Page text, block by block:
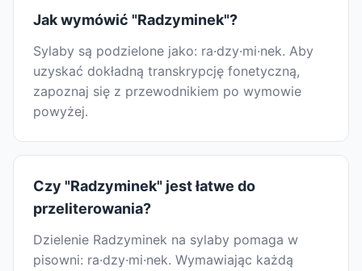
Jak wymówić "Radzyminek"?
Sylaby są podzielone jako: ra·dzy·mi·nek. Aby
uzyskać dokładną transkrypcję fonetyczną,
zapoznaj się z przewodnikiem po wymowie
powyżej.
Czy "Radzyminek" jest łatwe do
przeliterowania?
Dzielenie Radzyminek na sylaby pomaga w
pisowni: ra·dzy·mi·nek. Wymawiając każdą